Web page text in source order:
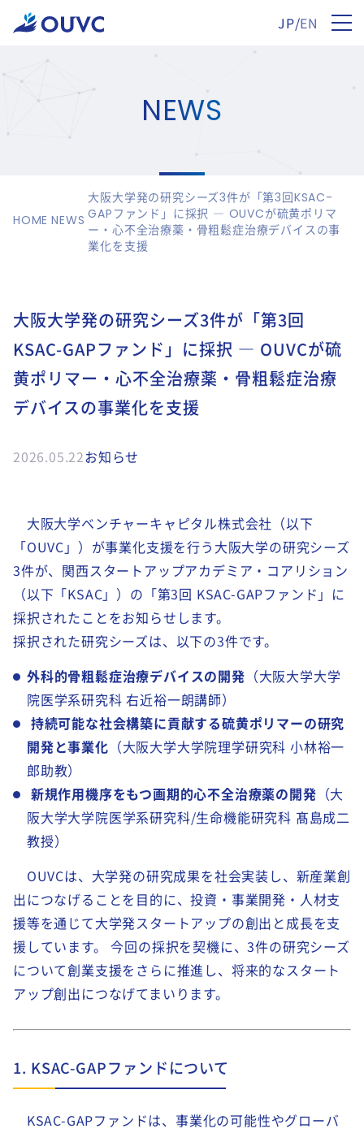
JP/EN
NEWS
HOME NEWS
大阪大学発の研究シーズ3件が「第3回KSAC-
GAPファンド」に採択 ― OUVCが硫黄ポリマ
ー・心不全治療薬・骨粗鬆症治療デバイスの事
業化を支援
大阪大学発の研究シーズ3件が「第3回
KSAC-GAPファンド」に採択 ― OUVCが硫
黄ポリマー・心不全治療薬・骨粗鬆症治療
デバイスの事業化を支援
2026.05.22お知らせ
大阪大学ベンチャーキャピタル株式会社（以下
「OUVC」）が事業化支援を行う大阪大学の研究シーズ
3件が、関西スタートアップアカデミア・コアリション
（以下「KSAC」）の「第3回 KSAC-GAPファンド」に
採択されたことをお知らせします。
採択された研究シーズは、以下の3件です。
外科的骨粗鬆症治療デバイスの開発 （大阪大学大学
院医学系研究科 右近裕一朗講師）
持続可能な社会構築に貢献する硫黄ポリマーの研究
開発と事業化 （大阪大学大学院理学研究科 小林裕一
郎助教）
新規作用機序をもつ画期的心不全治療薬の開発 （大
阪大学大学院医学系研究科/生命機能研究科 髙島成二
教授）
OUVCは、大学発の研究成果を社会実装し、新産業創
出につなげることを目的に、投資・事業開発・人材支
援等を通じて大学発スタートアップの創出と成長を支
援しています。
今回の採択を契機に、3件の研究シーズ
について創業支援をさらに推進し、将来的なスタート
アップ創出につなげてまいります。
1. KSAC-GAPファンドについて
KSAC-GAPファンドは、事業化の可能性やグローバ